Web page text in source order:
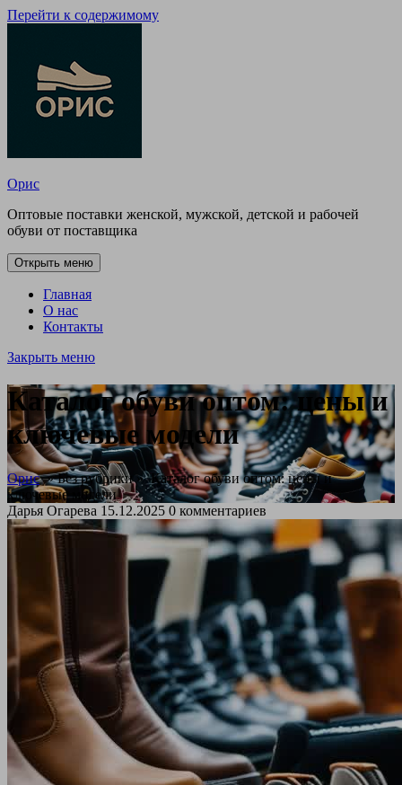
Перейти к содержимому
Орис
Оптовые поставки женской, мужской, детской и рабочей
обуви от поставщика
Открыть меню
Главная
О нас
Контакты
Закрыть меню
Каталог обуви оптом: цены и
ключевые модели
Орис» Без рубрики »Каталог обуви оптом: цены и
ключевые модели
Дарья Огарева 15.12.2025 0 комментариев